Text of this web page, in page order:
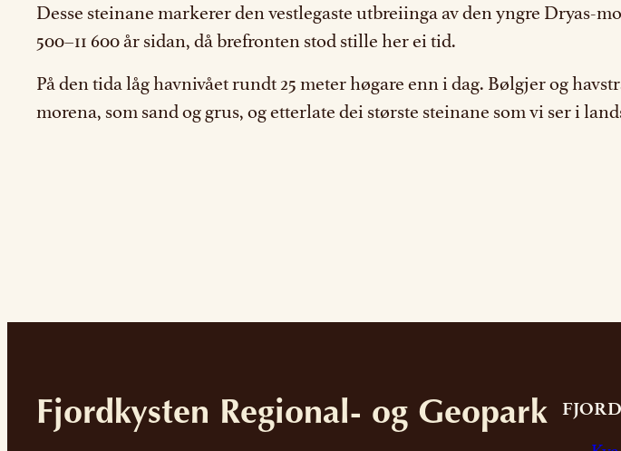
Desse steinane markerer den vestlegaste utbreiinga av den yngre Dryas-
500–11 600 år sidan, då brefronten stod stille her ei tid.
På den tida låg havnivået rundt 25 meter høgare enn i dag. Bølgjer og
morena, som sand og grus, og etterlate dei største steinane som vi ser i
Fjordkysten Regional- og Geopark